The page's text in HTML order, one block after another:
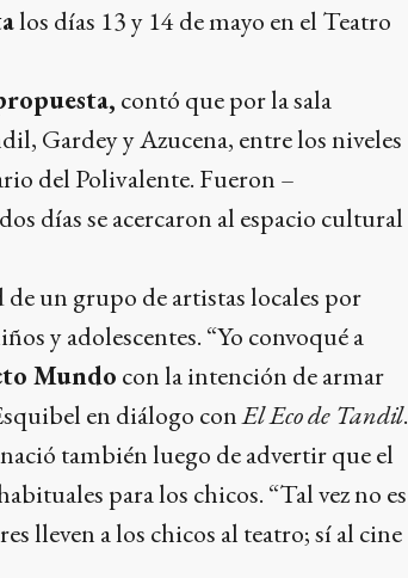
los días 13 y 14 de mayo en el Teatro
contó que por la sala
Gardey y Azucena, entre los niveles
del Polivalente. Fueron –
días se acercaron al espacio cultural
un grupo de artistas locales por
y adolescentes. “Yo convoqué a
Mundo con la intención de armar
en diálogo conEl Eco de Tandil.
también luego de advertir que el
para los chicos. “Tal vez no es
lleven a los chicos al teatro; sí al cine